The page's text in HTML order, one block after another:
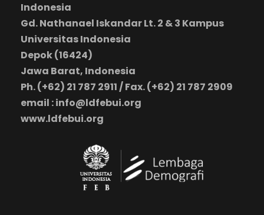
Indonesia
Gd. Nathanael Iskandar Lt. 2 & 3 Kampus
Universitas Indonesia
Depok (16424)
Jawa Barat, Indonesia
Ph. (+62) 21 787 2911 / Fax. (+62) 21 787 2909
email : info@ldfebui.org
www.ldfebui.org